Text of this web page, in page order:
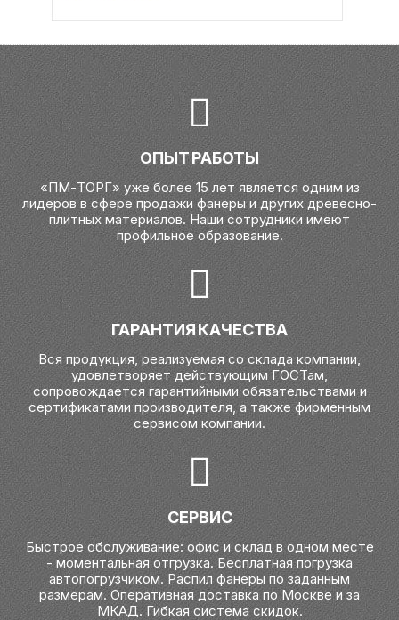
ОПЫТ РАБОТЫ
«ПМ-ТОРГ» уже более 15 лет является одним из
лидеров в сфере продажи фанеры и других древесно-
плитных материалов. Наши сотрудники имеют
профильное образование.
ГАРАНТИЯ КАЧЕСТВА
Вся продукция, реализуемая со склада компании,
удовлетворяет действующим ГОСТам,
сопровождается гарантийными обязательствами и
сертификатами производителя, а также фирменным
сервисом компании.
СЕРВИС
Быстрое обслуживание: офис и склад в одном месте
- моментальная отгрузка. Бесплатная погрузка
автопогрузчиком. Распил фанеры по заданным
размерам. Оперативная доставка по Москве и за
МКАД. Гибкая система скидок.